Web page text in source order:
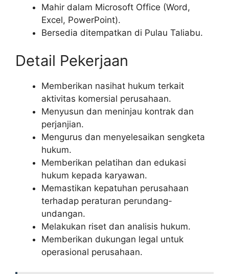
Mahir dalam Microsoft Office (Word,
Excel, PowerPoint).
Bersedia ditempatkan di Pulau Taliabu.
Detail Pekerjaan
Memberikan nasihat hukum terkait
aktivitas komersial perusahaan.
Menyusun dan meninjau kontrak dan
perjanjian.
Mengurus dan menyelesaikan sengketa
hukum.
Memberikan pelatihan dan edukasi
hukum kepada karyawan.
Memastikan kepatuhan perusahaan
terhadap peraturan perundang-
undangan.
Melakukan riset dan analisis hukum.
Memberikan dukungan legal untuk
operasional perusahaan.